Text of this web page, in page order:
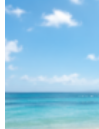
Besonders bei sich
Leasing zusätzliche
SICHERHEIT
Geschäftsfahrzeuge
zurück.
Deshalb spielt Sicherheit